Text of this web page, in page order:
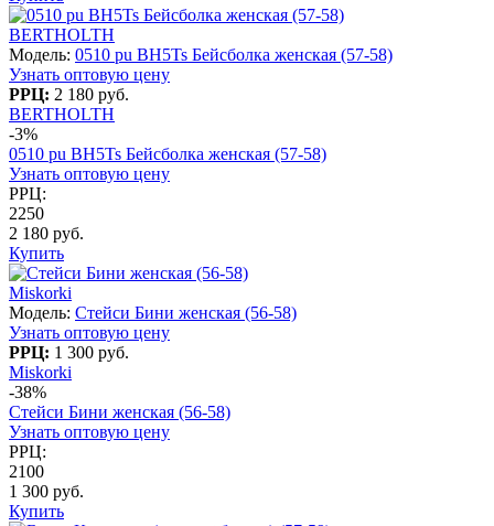
BERTHOLTH
Модель: 0510 pu BH5Ts Бейсболка женская (57-58)
Узнать оптовую цену
РРЦ: 2 180 руб.
BERTHOLTH
-3%
0510 pu BH5Ts Бейсболка женская (57-58)
Узнать оптовую цену
РРЦ:
2250
2 180 руб.
Купить
Miskorki
Модель: Стейси Бини женская (56-58)
Узнать оптовую цену
РРЦ: 1 300 руб.
Miskorki
-38%
Стейси Бини женская (56-58)
Узнать оптовую цену
РРЦ:
2100
1 300 руб.
Купить